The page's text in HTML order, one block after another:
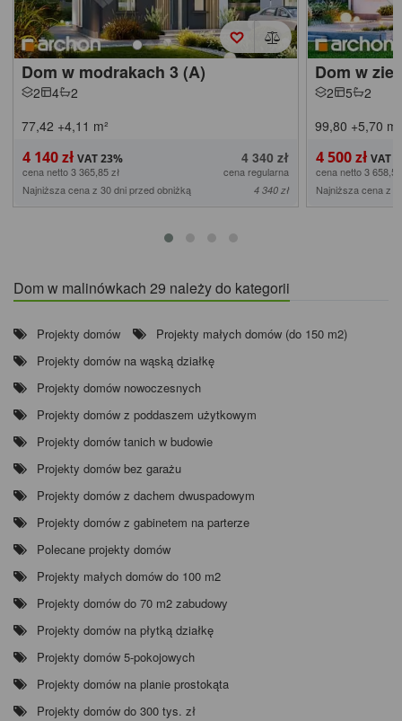
Dom w modrakach 3 (A)
2 4
2
77,42 +4,11 m²
4 140 zł 4 340 zł
cena netto 3 365,85 zł
cena regularna
Najniższa cena z 30 dni przed obniżką
4 340 zł
Dom w
2 5
2
99,80 +5,70 m²
4 500 zł
cena netto 3
Najniższa cena z
Dom w malinówkach 29 należy do kategorii
Projekty domów
Projekty małych domów (do 150 m2)
Projekty domów na wąską działkę
Projekty domów nowoczesnych
Projekty domów z poddaszem użytkowym
Projekty domów tanich w budowie
Projekty domów bez garażu
Projekty domów z dachem dwuspadowym
Projekty domów z gabinetem na parterze
Polecane projekty domów
Projekty małych domów do 100 m2
Projekty domów do 70 m2 zabudowy
Projekty domów na płytką działkę
Projekty domów 5-pokojowych
Projekty domów na planie prostokąta
Projekty domów do 300 tys. zł